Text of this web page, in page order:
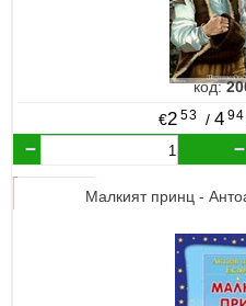
код:
€2 53 /4 94
Малкият принц -